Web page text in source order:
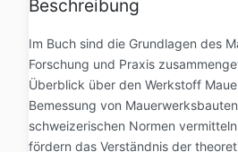
Beschreibung
Im Buch sind die Grundlagen des
Forschung und Praxis
Überblick über den Werkstoff
Bemessung von
schweizerischen Normen
fördern das Verständnis der